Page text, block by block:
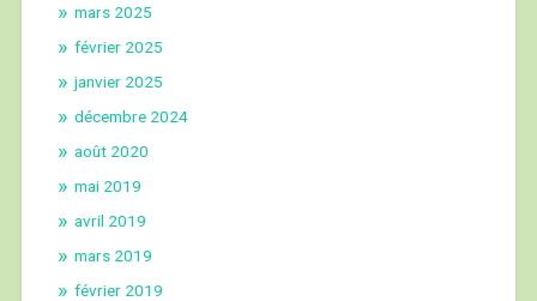
mars 2025
février 2025
janvier 2025
décembre 2024
août 2020
mai 2019
avril 2019
mars 2019
février 2019